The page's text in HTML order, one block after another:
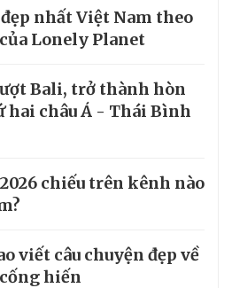
nhất Việt Nam theo
Lonely Planet
Bali, trở thành hòn
hai châu Á - Thái Bình
chiếu trên kênh nào
viết câu chuyện đẹp về
hiến